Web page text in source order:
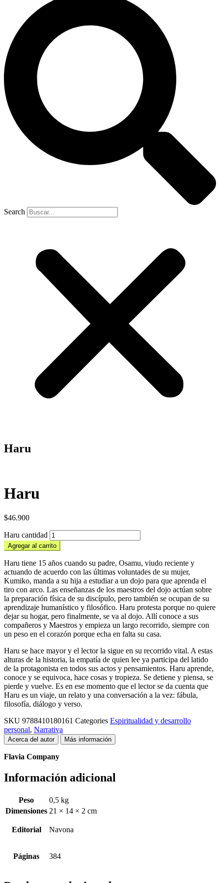
Search
Haru
Haru
$46.900
Haru cantidad
Agregar al carrito
Haru tiene 15 años cuando su padre, Osamu, viudo reciente y
actuando de acuerdo con las últimas voluntades de su mujer,
Kumiko, manda a su hija a estudiar a un dojo para que aprenda el
tiro con arco. Las enseñanzas de los maestros del dojo actúan sobre
la preparación física de su discípulo, pero también se ocupan de su
aprendizaje humanístico y filosófico. Haru protesta porque no quiere
dejar su hogar, pero finalmente, se va al dojo. Allí conoce a sus
compañeros y Maestros y empieza un largo recorrido, siempre con
un peso en el corazón porque echa en falta su casa.
Haru se hace mayor y el lector la sigue en su recorrido vital. A estas
alturas de la historia, la empatía de quien lee ya participa del latido
de la protagonista en todos sus actos y pensamientos. Haru aprende,
conoce y se equivoca, hace cosas y tropieza. Se detiene y piensa, se
pierde y vuelve. Es en ese momento que el lector se da cuenta que
Haru es un viaje, un relato y una conversación a la vez: fábula,
filosofía, diálogo y verso.
SKU 9788410180161 Categories Espiritualidad y desarrollo
personal, Narrativa
Acerca del autor Más información
Flavia Company
Información adicional
Peso
0,5 kg
Dimensiones 21 × 14 × 2 cm
Editorial Navona
Páginas 384